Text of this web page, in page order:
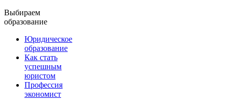
Выбираем
образование
Юридическое
образование
Как стать
успешным
юристом
Профессия
экономист